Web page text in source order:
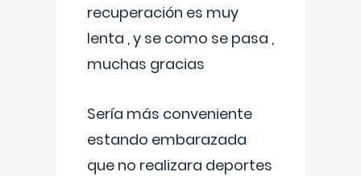
recuperación es muy
lenta , y se como se pasa ,
muchas gracias
Sería más conveniente
estando embarazada
que no realizara deportes